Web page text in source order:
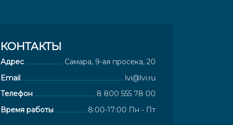
КОНТАКТЫ
Адрес
Самара, 9-ая просека, 20
Email
lvi@lvi.ru
Телефон
8 800 555 78 00
Время работы
8:00-17:00 Пн - Пт